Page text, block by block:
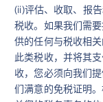
(ii)评估、收取、报
税收。如果我们需
供的任何与税收相
此类税收，并将其
收，您必须向我们
们满意的免税证明